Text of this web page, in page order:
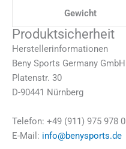
Gewicht
Produktsicherheit
Herstellerinformationen
Beny Sports Germany GmbH
Platenstr. 30
D-90441 Nürnberg
Telefon: +49 (911) 975 978 0
E-Mail: info@benysports.de